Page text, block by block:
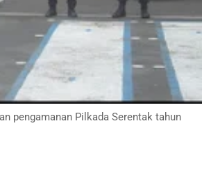
pengamanan Pilkada Serentak tahun